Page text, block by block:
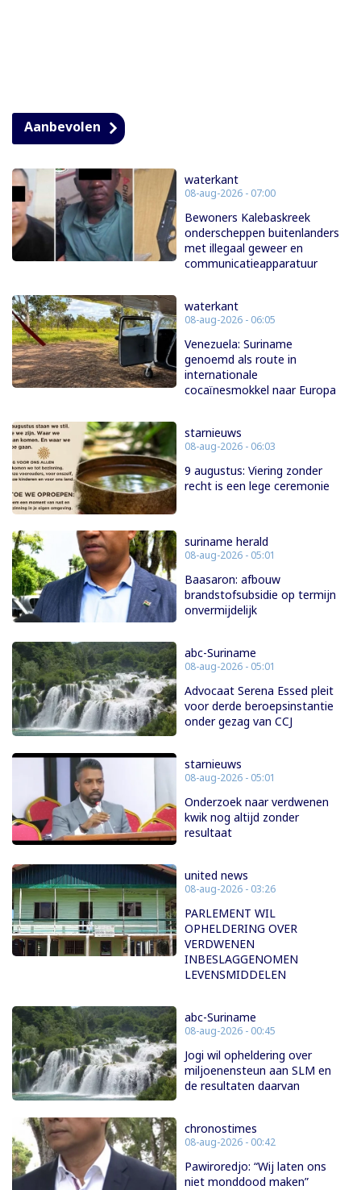
Aanbevolen
waterkant
08-aug-2026 - 07:00
Bewoners Kalebaskreek
onderscheppen buitenlanders
met illegaal geweer en
communicatieapparatuur
waterkant
08-aug-2026 - 06:05
Venezuela: Suriname
genoemd als route in
internationale
cocaïnesmokkel naar Europa
starnieuws
08-aug-2026 - 06:03
9 augustus: Viering zonder
recht is een lege ceremonie
suriname herald
08-aug-2026 - 05:01
Baasaron: afbouw
brandstofsubsidie op termijn
onvermijdelijk
abc-Suriname
08-aug-2026 - 05:01
Advocaat Serena Essed pleit
voor derde beroepsinstantie
onder gezag van CCJ
starnieuws
08-aug-2026 - 05:01
Onderzoek naar verdwenen
kwik nog altijd zonder
resultaat
united news
08-aug-2026 - 03:26
PARLEMENT WIL
OPHELDERING OVER
VERDWENEN
INBESLAGGENOMEN
LEVENSMIDDELEN
abc-Suriname
08-aug-2026 - 00:45
Jogi wil opheldering over
miljoenensteun aan SLM en
de resultaten daarvan
chronostimes
08-aug-2026 - 00:42
Pawiroredjo: “Wij laten ons
niet monddood maken”